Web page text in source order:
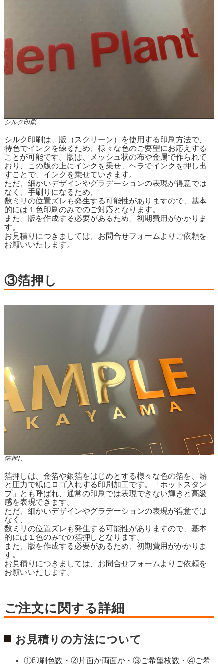
シルク印刷
シルク印刷は、版（スクリーン）を使用する印刷方法で、
特色でインクを練るため、様々な色のご要望にお応えする
ことが可能です。版は、メッシュ状の布や金属で作られて
おり、この版の上にインクを乗せ、ヘラでインクを押し出
すことで、インクを乗せていきます。
ただ、細かいデザインやグラデーションの表現が得意では
なく、手刷りになるため、
数ミリの位置ズレも発生する可能性がありますので、基本
的には１色印刷のみでのご対応となります。
また、版を作成する必要があるため、初期費用がかかりま
す。
お見積りにつきましては、お問合せフォームよりご依頼を
お願いいたします。
③箔押し
箔押し
箔押しは、金箔や銀箔をはじめとする様々な色の箔を、熱
と圧力で紙にロゴ入れする印刷加工です。「ホットスタン
プ」とも呼ばれ、通常の印刷では表現できない輝きと高級
感を表現できます。
ただ、細かいデザインやグラデーションの表現が得意では
なく、
数ミリの位置ズレも発生する可能性がありますので、基本
的には１色のみでの箔押しとなります。
また、版を作成する必要があるため、初期費用がかかりま
す。
お見積りにつきましては、お問合せフォームよりご依頼を
お願いいたします。
ご注文に関する詳細
お見積りの方法について
①印刷色数・②片面か両面か・③ご希望枚数・④ご希